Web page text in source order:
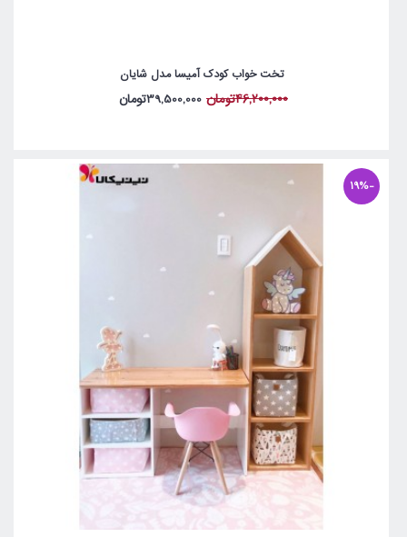
تخت خواب کودک آمیسا مدل شایان
46,200,000تومان 39,500,000تومان
-19%